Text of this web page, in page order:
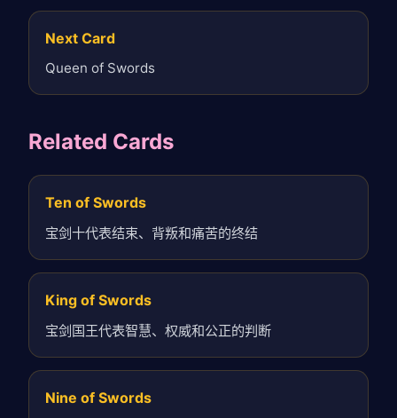
Next Card
Queen of Swords
Related Cards
Ten of Swords
宝剑十代表结束、背叛和痛苦的终结
King of Swords
宝剑国王代表智慧、权威和公正的判断
Nine of Swords